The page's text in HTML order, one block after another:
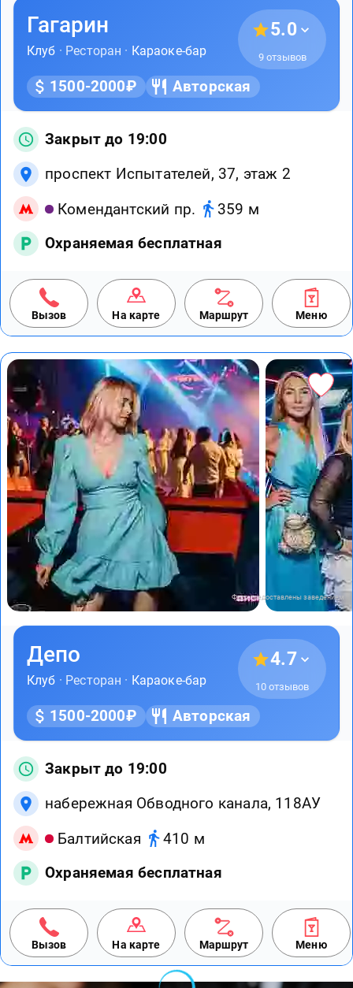
Гагарин
Клуб · Ресторан · Караоке-бар
5.0
9 отзывов
1500-2000₽ Авторская
Закрыт до 19:00
проспект Испытателей, 37, этаж 2
Комендантский пр.
359 м
Охраняемая бесплатная
Вызов На карте Маршрут Меню
Фото предоставлены заведением
Депо
Клуб · Ресторан · Караоке-бар
4.7
10 отзывов
1500-2000₽ Авторская
Закрыт до 19:00
набережная Обводного канала, 118АУ
Балтийская
410 м
Охраняемая бесплатная
Вызов На карте Маршрут Меню